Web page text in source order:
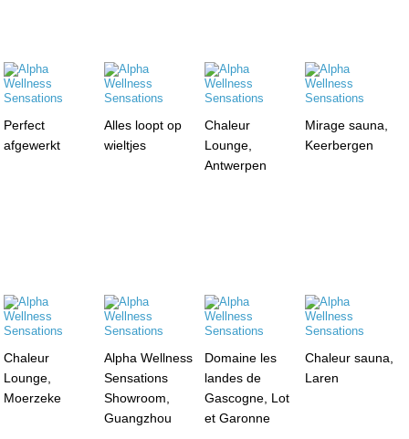
Perfect
afgewerkt
Alles loopt op
wieltjes
Chaleur
Lounge,
Antwerpen
Mirage sauna,
Keerbergen
Chaleur
Lounge,
Moerzeke
Alpha Wellness
Sensations
Showroom,
Guangzhou
Domaine les
landes de
Gascogne, Lot
et Garonne
Chaleur sauna,
Laren